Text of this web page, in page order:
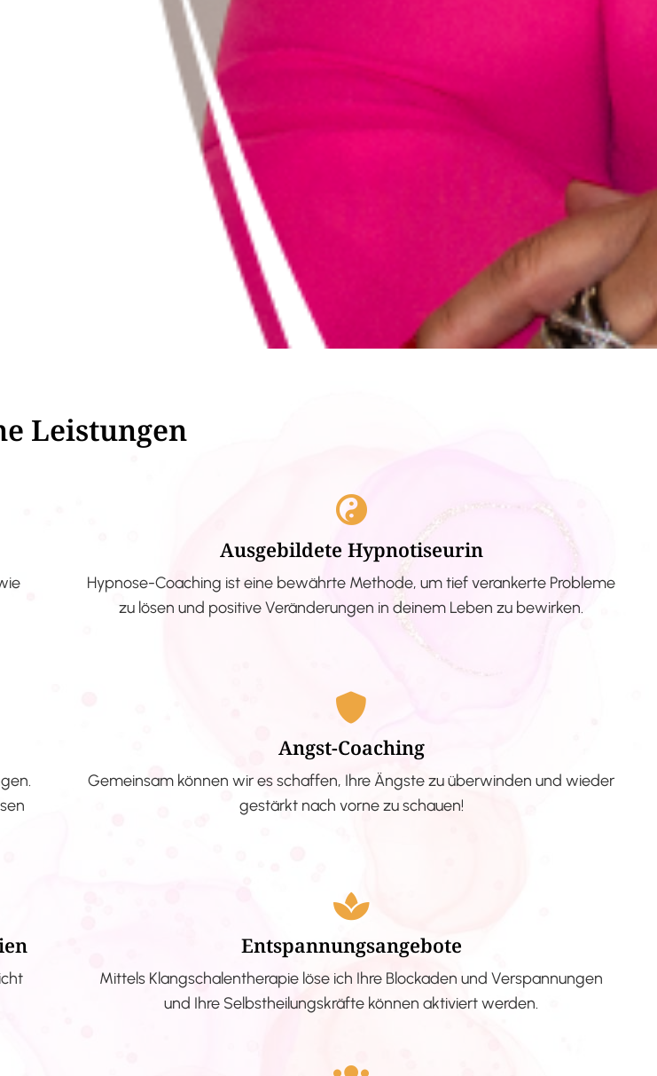
Leistungen
Ausgebildete Hypnotiseurin
Hypnose-Coaching ist eine bewährte Methode, um tief verankerte Probleme
zu lösen und positive Veränderungen in deinem Leben zu bewirken.
Angst-Coaching
Gemeinsam können wir es schaffen, Ihre Ängste zu überwinden und wieder
gestärkt nach vorne zu schauen!
Entspannungsangebote
Mittels Klangschalentherapie löse ich Ihre Blockaden und Verspannungen
und Ihre Selbstheilungskräfte können aktiviert werden.